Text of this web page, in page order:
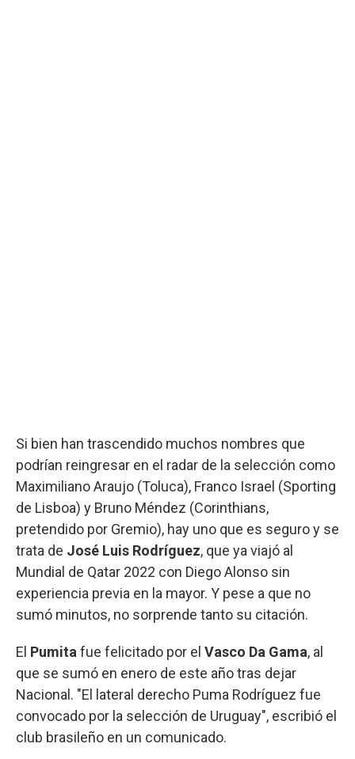
Si bien han trascendido muchos nombres que
podrían reingresar en el radar de la selección como
Maximiliano Araujo (Toluca), Franco Israel (Sporting
de Lisboa) y Bruno Méndez (Corinthians,
pretendido por Gremio), hay uno que es seguro y se
trata de José Luis Rodríguez, que ya viajó al
Mundial de Qatar 2022 con Diego Alonso sin
experiencia previa en la mayor. Y pese a que no
sumó minutos, no sorprende tanto su citación.
El Pumita fue felicitado por el Vasco Da Gama, al
que se sumó en enero de este año tras dejar
Nacional. "El lateral derecho Puma Rodríguez fue
convocado por la selección de Uruguay", escribió el
club brasileño en un comunicado.